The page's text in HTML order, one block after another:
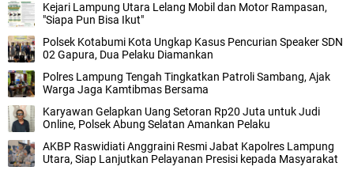
Kejari Lampung Utara Lelang Mobil dan Motor Rampasan,
"Siapa Pun Bisa Ikut"
Polsek Kotabumi Kota Ungkap Kasus Pencurian Speaker SDN
02 Gapura, Dua Pelaku Diamankan
Polres Lampung Tengah Tingkatkan Patroli Sambang, Ajak
Warga Jaga Kamtibmas Bersama
Karyawan Gelapkan Uang Setoran Rp20 Juta untuk Judi
Online, Polsek Abung Selatan Amankan Pelaku
AKBP Raswidiati Anggraini Resmi Jabat Kapolres Lampung
Utara, Siap Lanjutkan Pelayanan Presisi kepada Masyarakat